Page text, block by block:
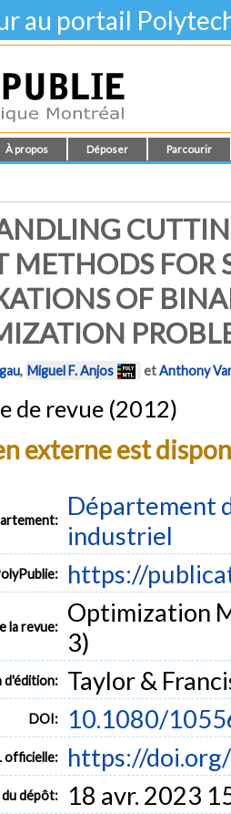
au portail
À propos Déposer Parcourir
METHODS FOR
OF
, Miguel F. Anjos etAnthony
de revue (2012)
externe est
Département
industriel
https://
la revue:
Optimization
3)
d'édition: Taylor &
DOI: 10.1080/
officielle: https://
dépôt: 18 avr. 2023